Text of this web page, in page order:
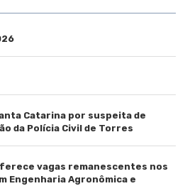
Catarina por suspeita de
da Polícia Civil de Torres
vagas remanescentes nos
Engenharia Agronômica e